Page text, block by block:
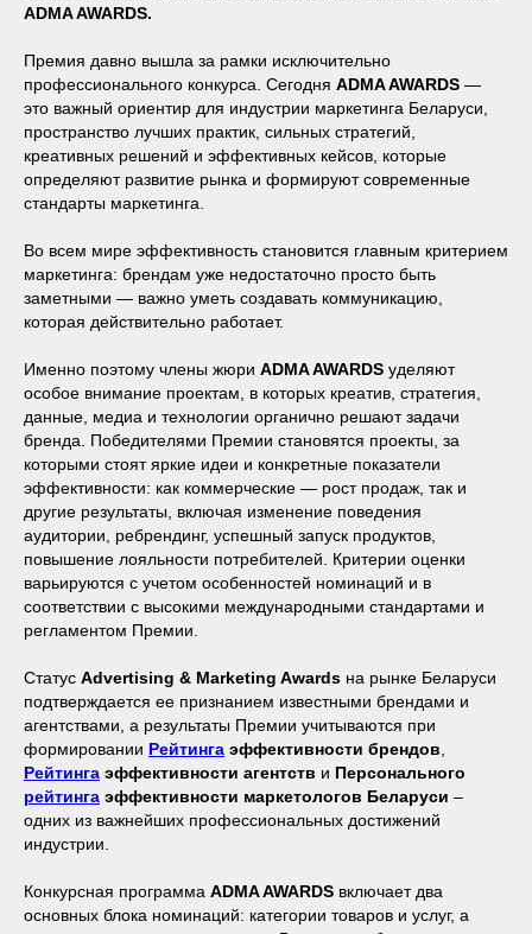
ADMA AWARDS.
Премия давно вышла за рамки исключительно
профессионального конкурса. Сегодня ADMA AWARDS —
это важный ориентир для индустрии маркетинга Беларуси,
пространство лучших практик, сильных стратегий,
креативных решений и эффективных кейсов, которые
определяют развитие рынка и формируют современные
стандарты маркетинга.
Во всем мире эффективность становится главным критерием
маркетинга: брендам уже недостаточно просто быть
заметными — важно уметь создавать коммуникацию,
которая действительно работает.
Именно поэтому члены жюри ADMA AWARDS уделяют
особое внимание проектам, в которых креатив, стратегия,
данные, медиа и технологии органично решают задачи
бренда. Победителями Премии становятся проекты, за
которыми стоят яркие идеи и конкретные показатели
эффективности: как коммерческие — рост продаж, так и
другие результаты, включая изменение поведения
аудитории, ребрендинг, успешный запуск продуктов,
повышение лояльности потребителей. Критерии оценки
варьируются с учетом особенностей номинаций и в
соответствии с высокими международными стандартами и
регламентом Премии.
Статус Advertising & Marketing Awards на рынке Беларуси
подтверждается ее признанием известными брендами и
агентствами, а результаты Премии учитываются при
формировании Рейтинга эффективности брендов
Рейтинга эффективности агентств и Персонального
рейтинга эффективности маркетологов Беларуси –
одних из важнейших профессиональных достижений
индустрии.
Конкурсная программа ADMA AWARDS включает два
основных блока номинаций: категории товаров и услуг, а